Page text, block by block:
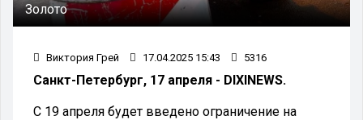
Золото
Виктория Грей 17.04.2025 15:43 5316
Санкт-Петербург, 17 апреля - DIXINEWS.
С 19 апреля будет введено ограничение на